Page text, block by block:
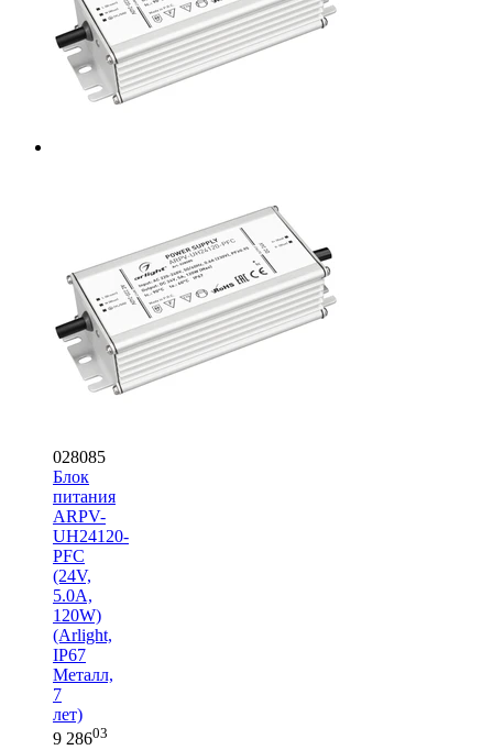
028085
Блок
питания
ARPV-
UH24120-
PFC
(24V,
5.0A,
120W)
(Arlight,
IP67
Металл,
7
лет)
9 28603